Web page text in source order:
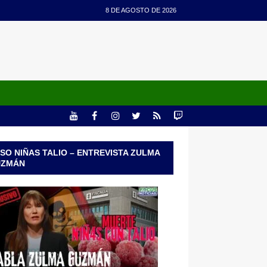
8 DE AGOSTO DE 2026
NIÑAS TALIO – ENTREVISTA ZULMA